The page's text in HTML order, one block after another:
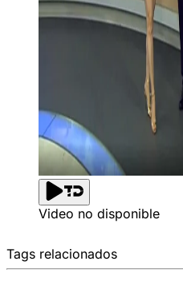
Video no disponible
Tags relacionados